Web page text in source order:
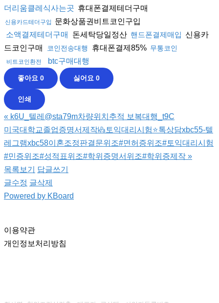
더리움클레식사는곳 휴대폰결제테더구매
신용카드테더구입 문화상품권비트코인구입
소액결제테더구매 돈세탁당일정산 핸드폰결제매입 신용카
드코인구매
코인전송대행 휴대폰결제85% 무통코인
비트코인환전 btc구매대행
좋아요 0 싫어요 0
인쇄
« k6U_텔레@sta79m차량위치추적 보복대행_t9C
미국대학교졸업증명서제작㎪토익대리시험⭐톡상담xbc55-텔
레그램xbc58이혼조정판결문위조#면허증위조#토익대리시험
#민증위조#성적표위조#학위증명서위조#학위증제작 »
목록보기
답글쓰기
글수정 글삭제
Powered by KBoard
이용약관
개인정보처리방침